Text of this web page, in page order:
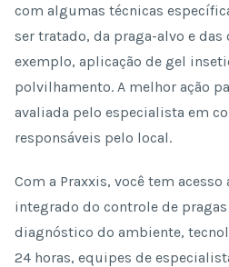
com algumas técnicas
ser tratado, da praga-alvo e
exemplo, aplicação de gel
polvilhamento. A melhor ação
avaliada pelo especialista em
responsáveis pelo local.
Com a Praxxis, você tem
integrado do controle de
diagnóstico do ambiente,
24 horas, equipes de